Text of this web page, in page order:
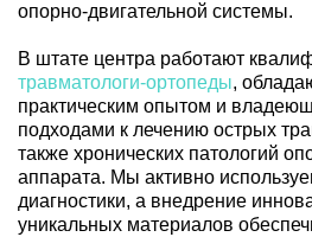
опорно-двигательной системы.
В штате центра работают
травматологи-ортопеды,
практическим опытом и
подходами к лечению острых
также хронических патологий
аппарата. Мы активно
диагностики, а внедрение
уникальных материалов